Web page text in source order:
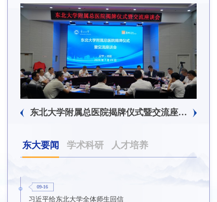
东北大学附属总医院揭牌仪式暨交流座谈会举行
东大要闻 学术科研 人才培养
09-16
习近平给东北大学全体师生回信